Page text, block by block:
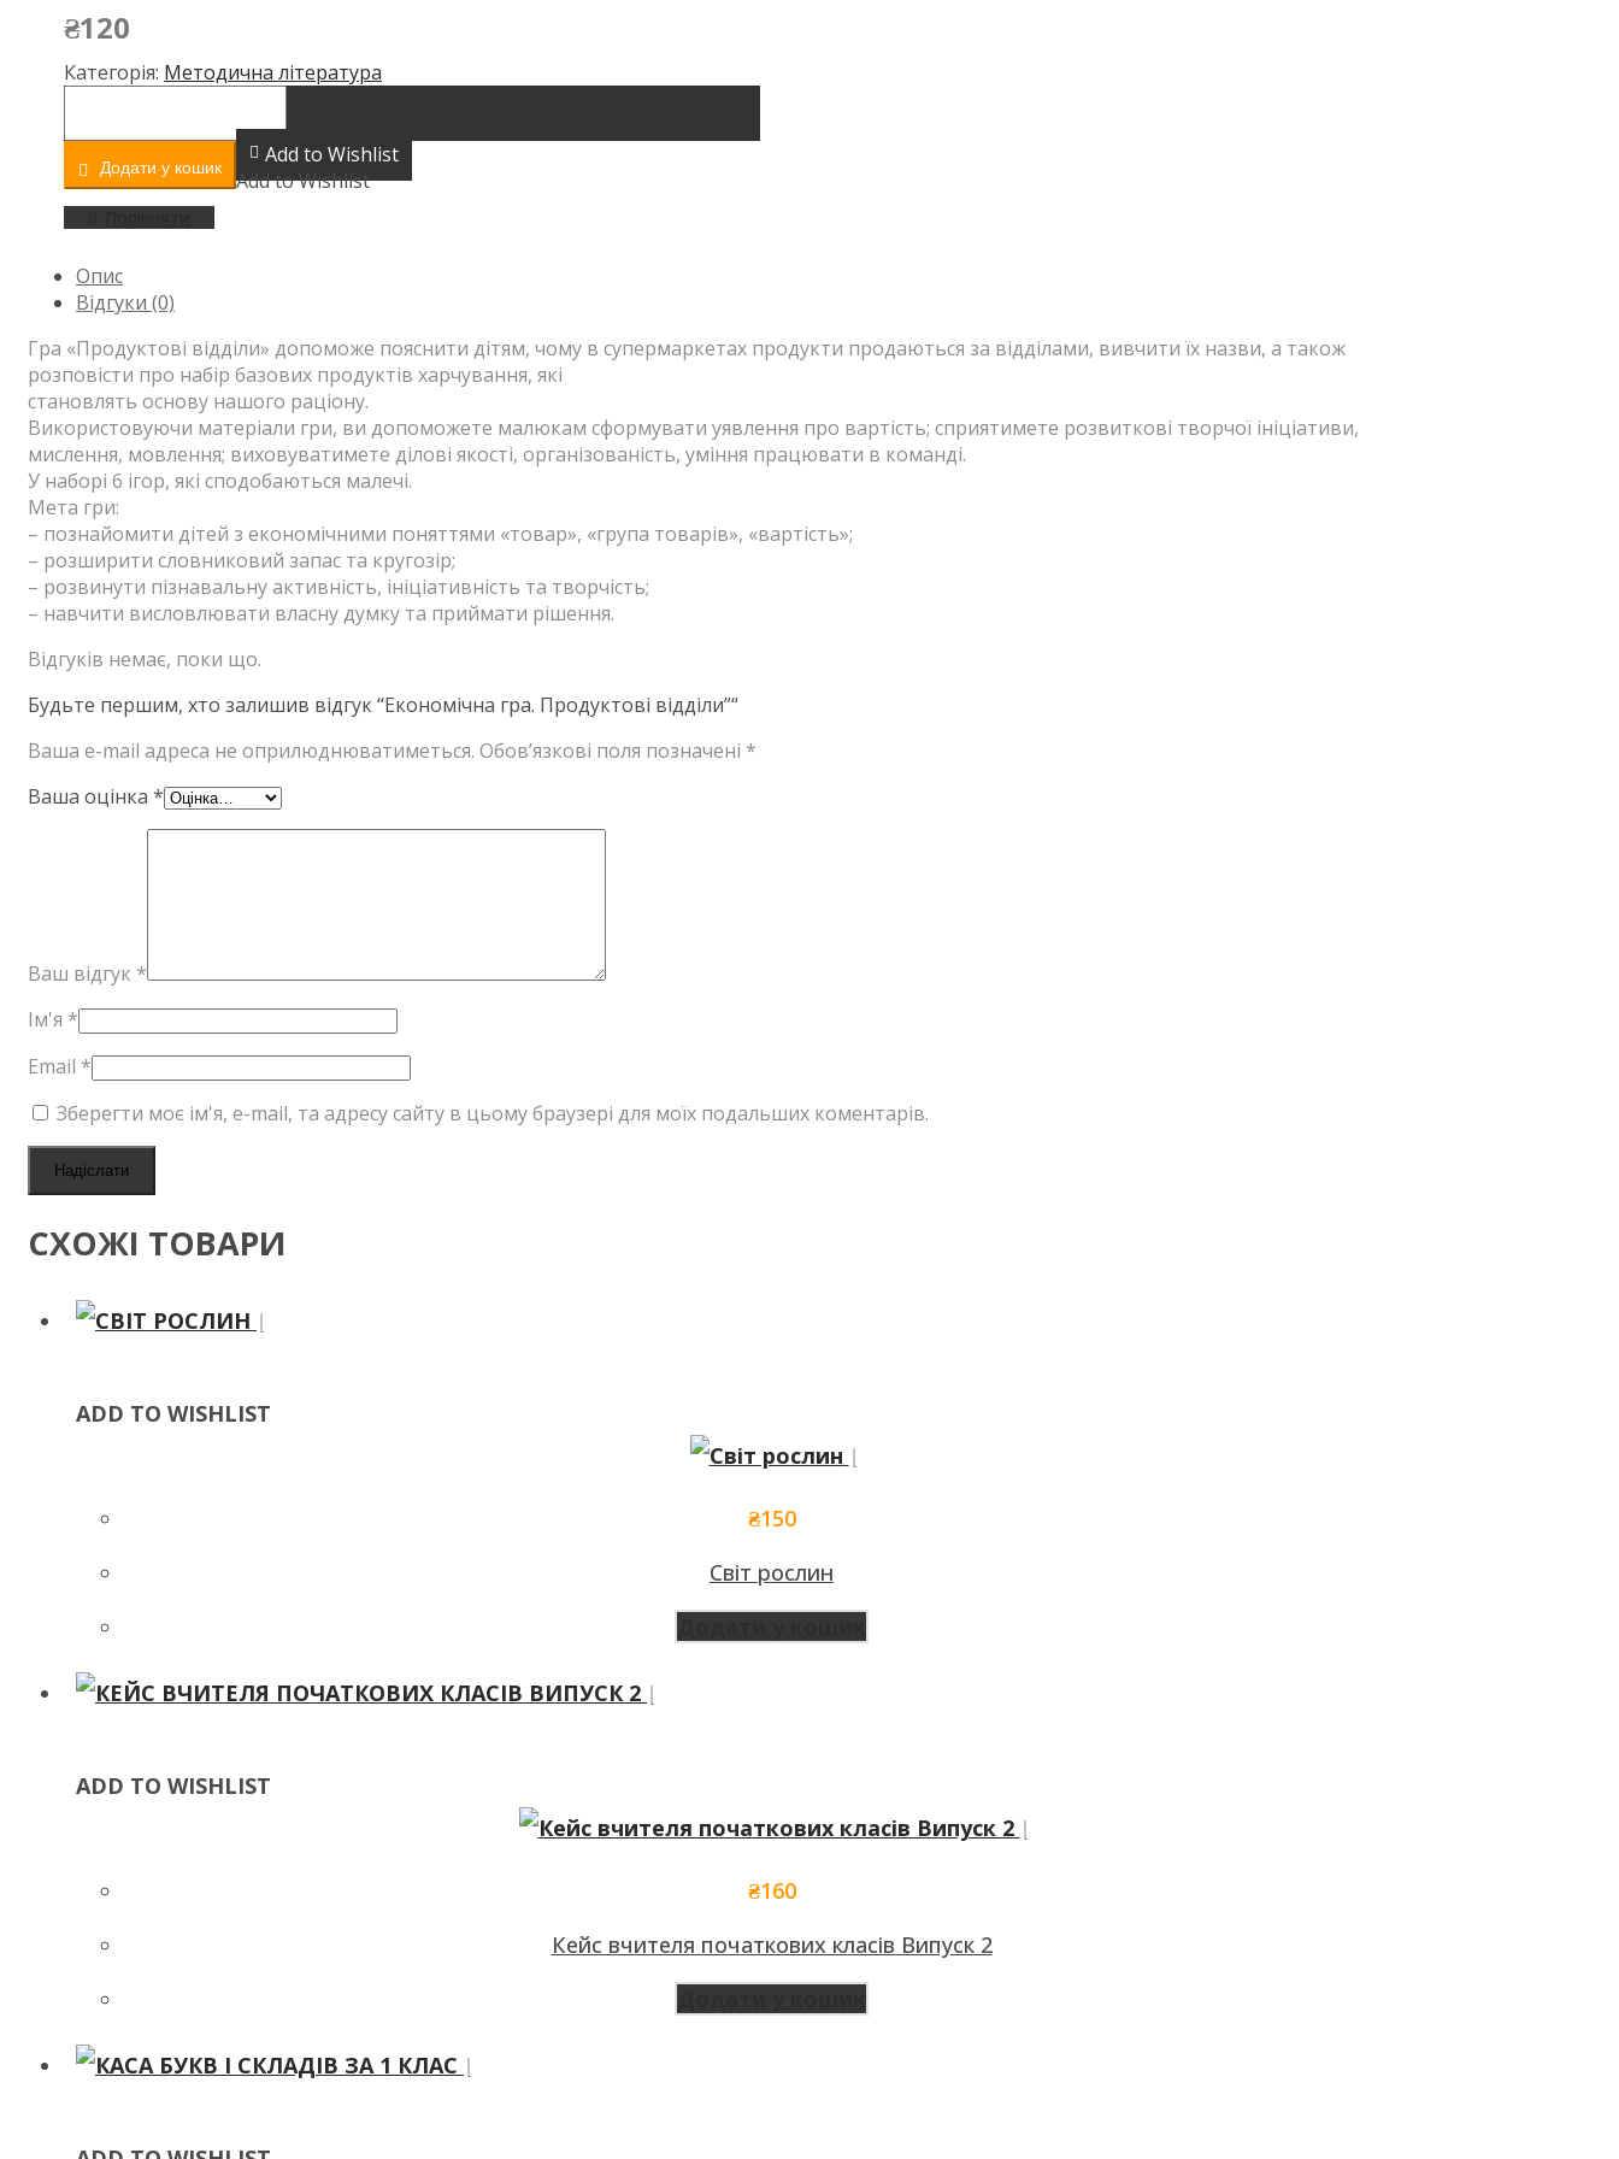
₴120
Категорія: Методична література
відділи
кількість
Додати у кошик
Add to Wishlist
Add to Wishlist
Опис
Відгуки (0)
Гра «Продуктові відділи» допоможе пояснити дітям, чому в супермаркетах продукти продаються за відділами, вивчити їх назви, а також
розповісти про набір базових продуктів харчування, які
становлять основу нашого раціону.
Використовуючи матеріали гри, ви допоможете малюкам сформувати уявлення про вартість; сприятимете розвиткові творчої ініціативи,
мислення, мовлення; виховуватимете ділові якості, організованість, уміння працювати в команді.
У наборі 6 ігор, які сподобаються малечі.
Мета гри:
– познайомити дітей з економічними поняттями «товар», «група товарів», «вартість»;
– розширити словниковий запас та кругозір;
– розвинути пізнавальну активність, ініціативність та творчість;
– навчити висловлювати власну думку та приймати рішення.
Відгуків немає, поки що.
Будьте першим, хто залишив відгук “Економічна гра. Продуктові відділи”“
Ваша e-mail адреса не оприлюднюватиметься. Обов’язкові поля позначені *
Ваша оцінка *
Ваш відгук *
Ім'я *
Email *
Зберегти моє ім'я, e-mail, та адресу сайту в цьому браузері для моїх подальших коментарів.
СХОЖІ ТОВАРИ
ADD TO WISHLIST
₴150
Світ рослин
ADD TO WISHLIST
₴160
Кейс вчителя початкових класів Випуск 2